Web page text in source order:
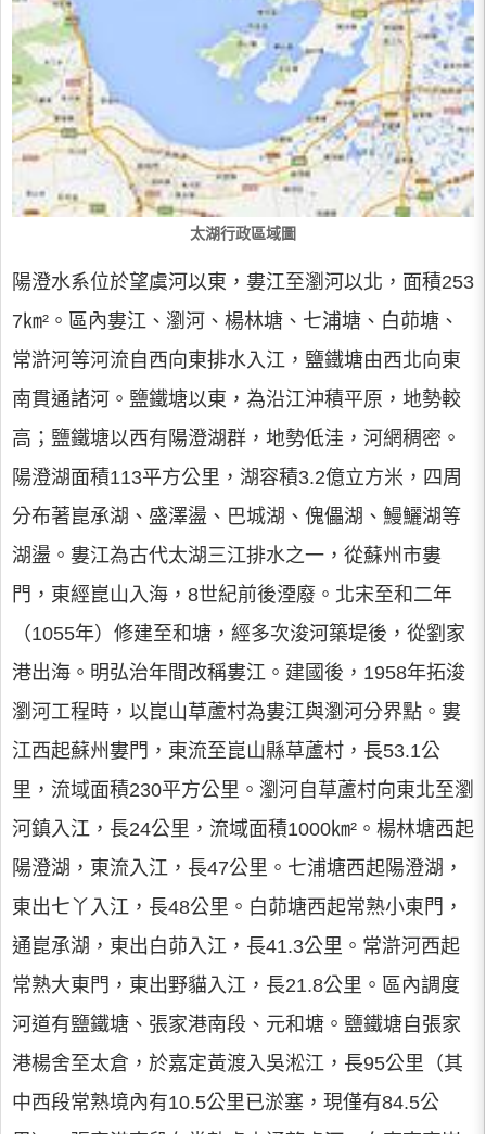
太湖行政區域圖
陽澄水系位於望虞河以東，婁江至瀏河以北，面積253
7㎞²。區內婁江、瀏河、楊林塘、七浦塘、白茆塘、
常滸河等河流自西向東排水入江，鹽鐵塘由西北向東
南貫通諸河。鹽鐵塘以東，為沿江沖積平原，地勢較
高；鹽鐵塘以西有陽澄湖群，地勢低洼，河網稠密。
陽澄湖面積113平方公里，湖容積3.2億立方米，四周
分布著崑承湖、盛澤盪、巴城湖、傀儡湖、鰻鱺湖等
湖盪。婁江為古代太湖三江排水之一，從蘇州市婁
門，東經崑山入海，8世紀前後湮廢。北宋至和二年
（1055年）修建至和塘，經多次浚河築堤後，從劉家
港出海。明弘治年間改稱婁江。建國後，1958年拓浚
瀏河工程時，以崑山草蘆村為婁江與瀏河分界點。婁
江西起蘇州婁門，東流至崑山縣草蘆村，長53.1公
里，流域面積230平方公里。瀏河自草蘆村向東北至瀏
河鎮入江，長24公里，流域面積1000㎞²。楊林塘西起
陽澄湖，東流入江，長47公里。七浦塘西起陽澄湖，
東出七丫入江，長48公里。白茆塘西起常熟小東門，
通崑承湖，東出白茆入江，長41.3公里。常滸河西起
常熟大東門，東出野貓入江，長21.8公里。區內調度
河道有鹽鐵塘、張家港南段、元和塘。鹽鐵塘自張家
港楊舍至太倉，於嘉定黃渡入吳淞江，長95公里（其
中西段常熟境內有10.5公里已淤塞，現僅有84.5公